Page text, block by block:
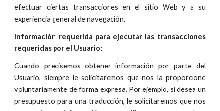
efectuar ciertas transacciones en el sitio Web y a su
experiencia general de navegación.
Información requerida para ejecutar las transacciones
requeridas por el Usuario:
Cuando precisemos obtener información por parte del
Usuario, siempre le solicitaremos que nos la proporcione
voluntariamente de forma expresa. Por ejemplo, si desea un
presupuesto para una traducción, le solicitaremos que nos